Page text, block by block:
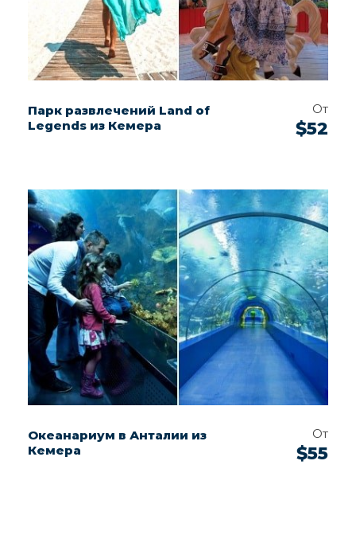
Парк развлечений Land of
Legends из Кемера
От
$52
Океанариум в Анталии из
Кемера
От
$55